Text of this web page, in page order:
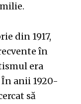
din 1917,
în
era
anii 1920-
să